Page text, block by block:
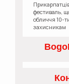
фестиваль,
обличчя 10-
захисникам